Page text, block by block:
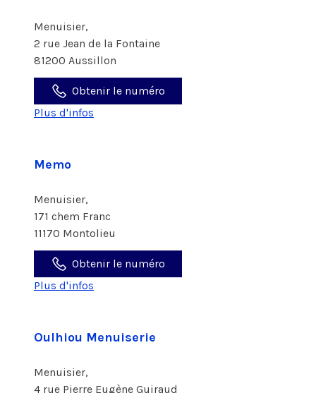
Menuisier,
2 rue Jean de la Fontaine
81200 Aussillon
Obtenir le numéro
Plus d'infos
Memo
Menuisier,
171 chem Franc
11170 Montolieu
Obtenir le numéro
Plus d'infos
Oulhiou Menuiserie
Menuisier,
4 rue Pierre Eugène Guiraud